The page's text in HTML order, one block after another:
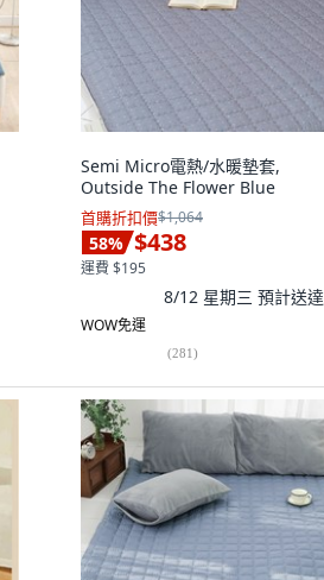
Semi Micro電熱/水暖墊套,
Outside The Flower Blue
首購折扣價$1,064
58% $438
運費 $195
8/12 星期三 預計送達
WOW免運
(281)